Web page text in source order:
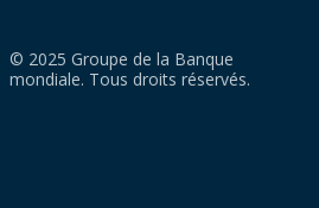
© 2025 Groupe de la Banque
mondiale. Tous droits réservés.